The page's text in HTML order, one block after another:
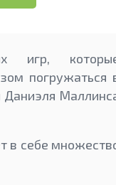
игр,
погружаться
Даниэля
в себе